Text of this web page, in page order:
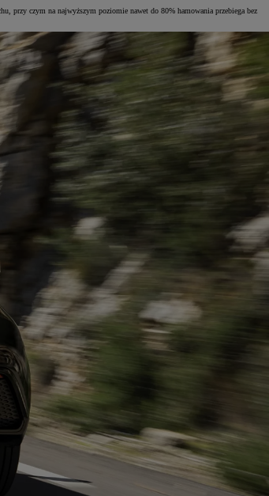
przy czym na najwyższym poziomie nawet do 80% hamowania przebiega bez